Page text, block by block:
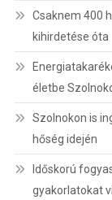
Csaknem 400
kihirdetése óta
életbe
Szolnokon is
hőség idején
Időskorú
gyakorlatokat